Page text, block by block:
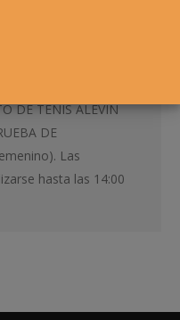
DE TENIS ALEVÍN
DE
Las
hasta las 14:00